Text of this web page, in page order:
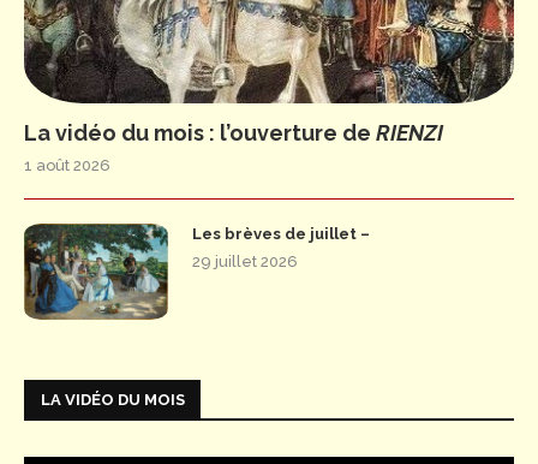
La vidéo du mois : l’ouverture de RIENZI
1 août 2026
Les brèves de juillet –
29 juillet 2026
LA VIDÉO DU MOIS